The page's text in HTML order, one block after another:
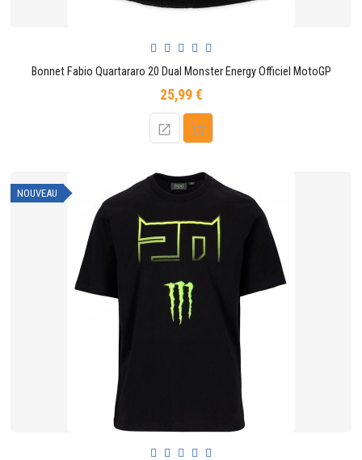
Bonnet Fabio Quartararo 20 Dual Monster Energy Officiel MotoGP
25,99 €Prix
NOUVEAU